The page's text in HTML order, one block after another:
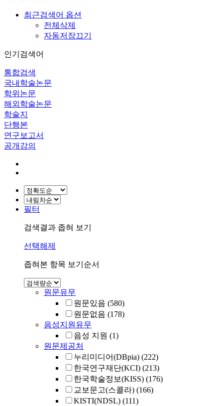
최근검색어 옵션
전체삭제
자동저장끄기
인기검색어
통합검색
국내학술논문
학위논문
해외학술논문
학술지
단행본
연구보고서
공개강의
필터
검색결과 좁혀 보기
선택해제
좁혀본 항목 보기순서
원문유무
원문있음 (580)
원문없음 (178)
음성지원유무
음성 지원 (1)
원문제공처
누리미디어(DBpia) (222)
한국연구재단(KCI) (213)
한국학술정보(KISS) (176)
교보문고(스콜라) (166)
KISTI(NDSL) (111)